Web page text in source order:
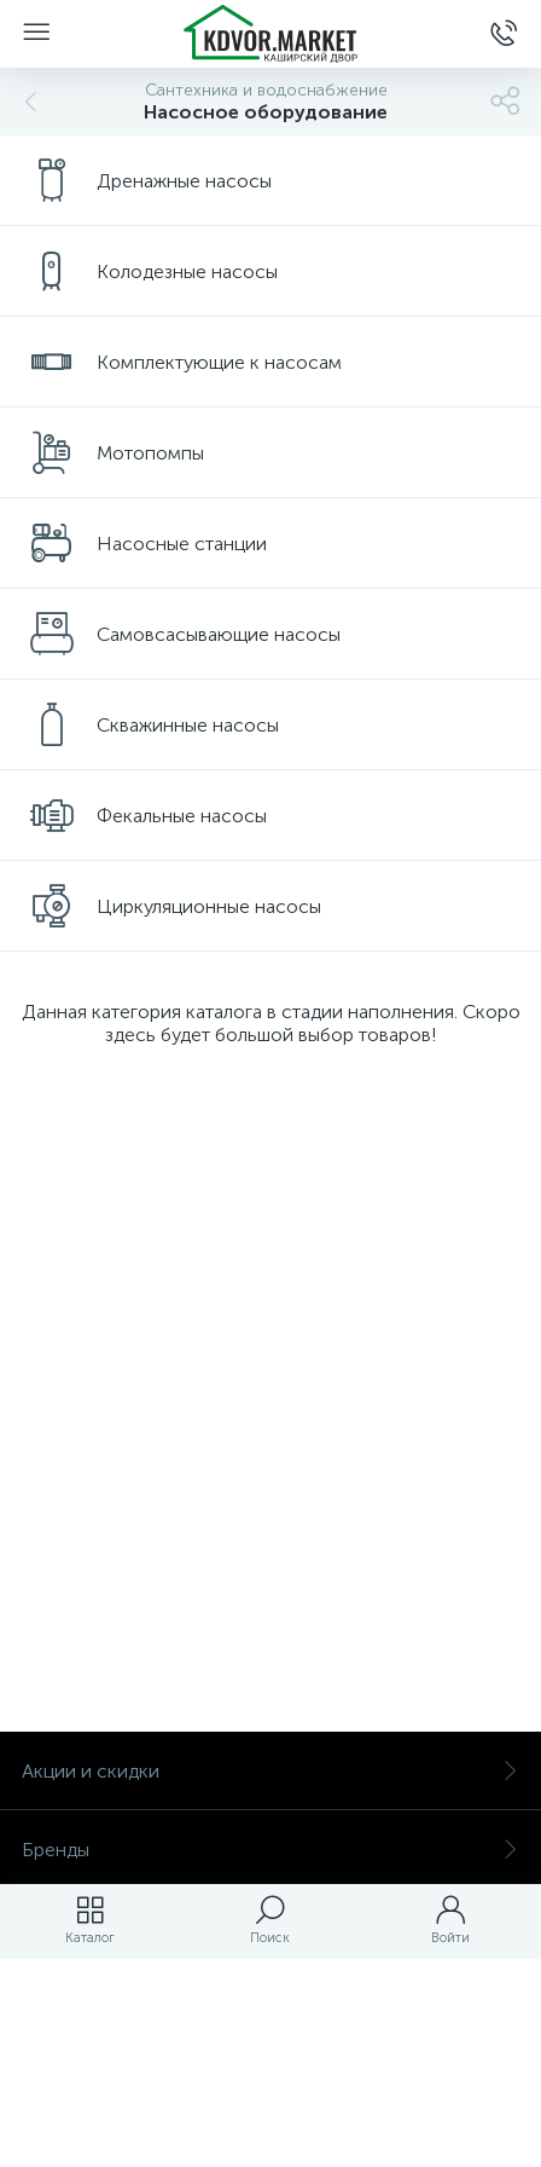
Каталог Поиск Войти
Сантехника и водоснабжение
Насосное оборудование
Дренажные насосы
Колодезные насосы
Комплектующие к насосам
Мотопомпы
Насосные станции
Самовсасывающие насосы
Скважинные насосы
Фекальные насосы
Циркуляционные насосы
Данная категория каталога в стадии наполнения. Скоро
здесь будет большой выбор товаров!
Акции и скидки
Бренды
Магазины